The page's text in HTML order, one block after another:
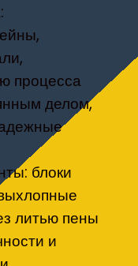
процесса
делом,
блоки
литью пены
и